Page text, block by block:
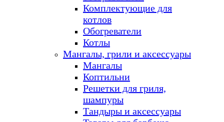
Комплектующие для
котлов
Обогреватели
Котлы
Мангалы, грили и аксессуары
Мангалы
Коптильни
Решетки для гриля,
шампуры
Тандыры и аксессуары